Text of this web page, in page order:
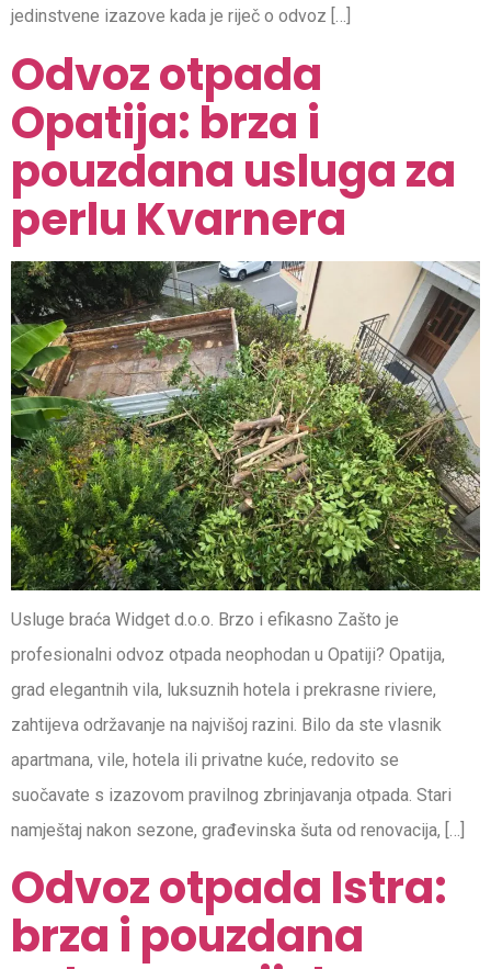
jedinstvene izazove kada je riječ o odvoz […]
Odvoz otpada
Opatija: brza i
pouzdana usluga za
perlu Kvarnera
Usluge braća Widget d.o.o. Brzo i efikasno Zašto je
profesionalni odvoz otpada neophodan u Opatiji? Opatija,
grad elegantnih vila, luksuznih hotela i prekrasne riviere,
zahtijeva održavanje na najvišoj razini. Bilo da ste vlasnik
apartmana, vile, hotela ili privatne kuće, redovito se
suočavate s izazovom pravilnog zbrinjavanja otpada. Stari
namještaj nakon sezone, građevinska šuta od renovacija, […]
Odvoz otpada Istra:
brza i pouzdana